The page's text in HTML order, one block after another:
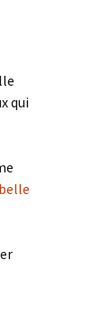
qui